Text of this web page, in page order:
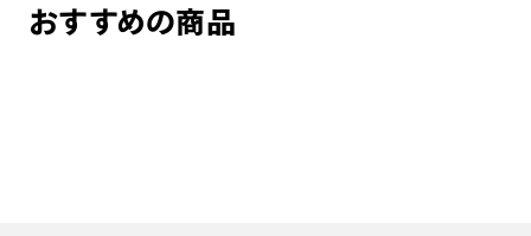
おすすめの商品